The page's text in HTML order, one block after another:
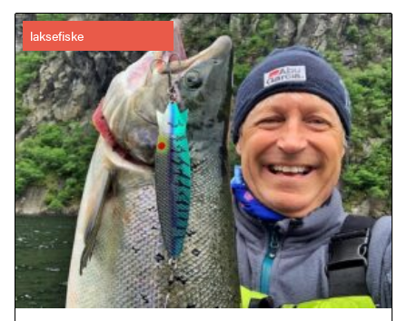
laksefiske